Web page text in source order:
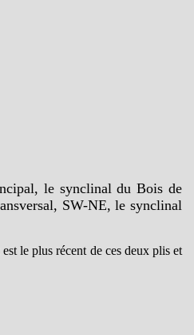
le synclinal du Bois de
SW-NE, le synclinal
le plus récent de ces deux plis et